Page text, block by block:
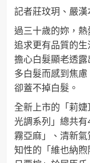
記者莊玟玥、嚴
過三十歲的妳， 熱
追求更有品質的生
擔心白髮顯老透露
多白髮而感到焦慮
卻蓋不掉白髮。
全新上市的「莉婕
光調系列」 總共有
霧亞麻 」、清新
知性的「維也納煦